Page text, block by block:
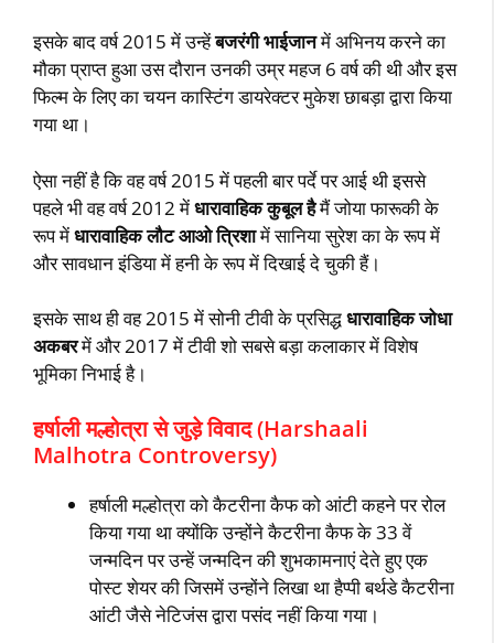
इसके बाद वर्ष 2015 में उन्हेंबजरंगी भाईजानमें अभिनय करने का
मौका प्राप्त हुआ उस दौरान उनकी उम्र महज 6 वर्ष की थी और इस
फिल्म के लिए का चयन कास्टिंग डायरेक्टर मुकेश छाबड़ा द्वारा किया
गया था।
ऐसा नहीं है कि वह वर्ष 2015 में पहली बार पर्दे पर आई थी इससे
पहले भी वह वर्ष 2012 मेंधारावाहिक कुबूल हैमैं जोया फारूकी के
रूप मेंधारावाहिक लौट आओ त्रिशामें सानिया सुरेश का के रूप में
और सावधान इंडिया में हनी के रूप में दिखाई दे चुकी हैं।
इसके साथ ही वह 2015 में सोनी टीवी के प्रसिद्धधारावाहिक जोधा
अकबरमें और 2017 में टीवी शो सबसे बड़ा कलाकार में विशेष
भूमिका निभाई है।
हर्षाली मल्होत्रा से जुड़े विवाद (Harshaali
Malhotra Controversy)
हर्षाली मल्होत्रा को कैटरीना कैफ को आंटी कहने पर रोल
किया गया था क्योंकि उन्होंने कैटरीना कैफ के 33 वें
जन्मदिन पर उन्हें जन्मदिन की शुभकामनाएं देते हुए एक
पोस्ट शेयर की जिसमें उन्होंने लिखा था हैप्पी बर्थडे कैटरीना
आंटी जैसे नेटिजंस द्वारा पसंद नहीं किया गया।